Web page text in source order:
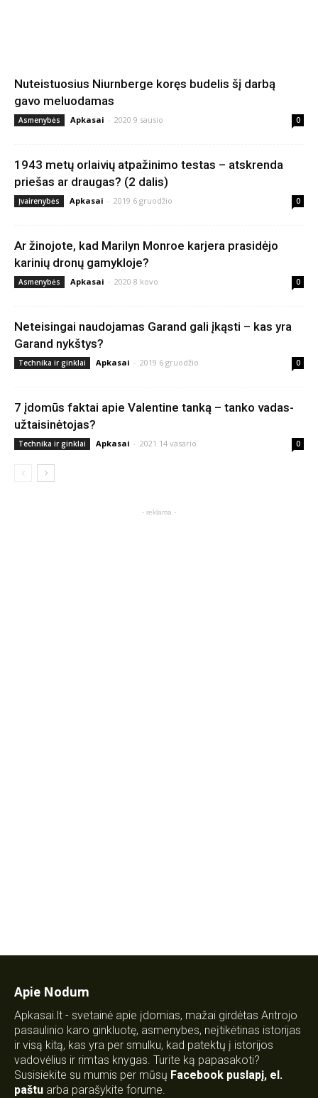
Nuteistuosius Niurnberge koręs budelis šį darbą
gavo meluodamas
Asmenybės Apkasai - 2020 9 sausio 0
1943 metų orlaivių atpažinimo testas – atskrenda
priešas ar draugas? (2 dalis)
Įvairenybės Apkasai - 2019 6 gruodžio 0
Ar žinojote, kad Marilyn Monroe karjera prasidėjo
karinių dronų gamykloje?
Asmenybės Apkasai - 2020 8 kovo 0
Neteisingai naudojamas Garand gali įkąsti – kas yra
Garand nykštys?
Technika ir ginklai Apkasai - 2019 6 gruodžio 0
7 įdomūs faktai apie Valentine tanką – tanko vadas-
užtaisinėtojas?
Technika ir ginklai Apkasai - 2021 14 vasario 0
- reklama -
Apie Nodum
Apkasai.lt - svetainė apie įdomias, mažai girdėtas Antrojo
pasaulinio karo ginkluotę, asmenybes, neįtikėtinas istorijas
ir visą kitą, kas yra per smulku, kad patektų į istorijos
vadovėlius ir rimtas knygas. Turite ką papasakoti?
Susisiekite su mumis per mūsų Facebook puslapį, el.
paštu arba parašykite forume.